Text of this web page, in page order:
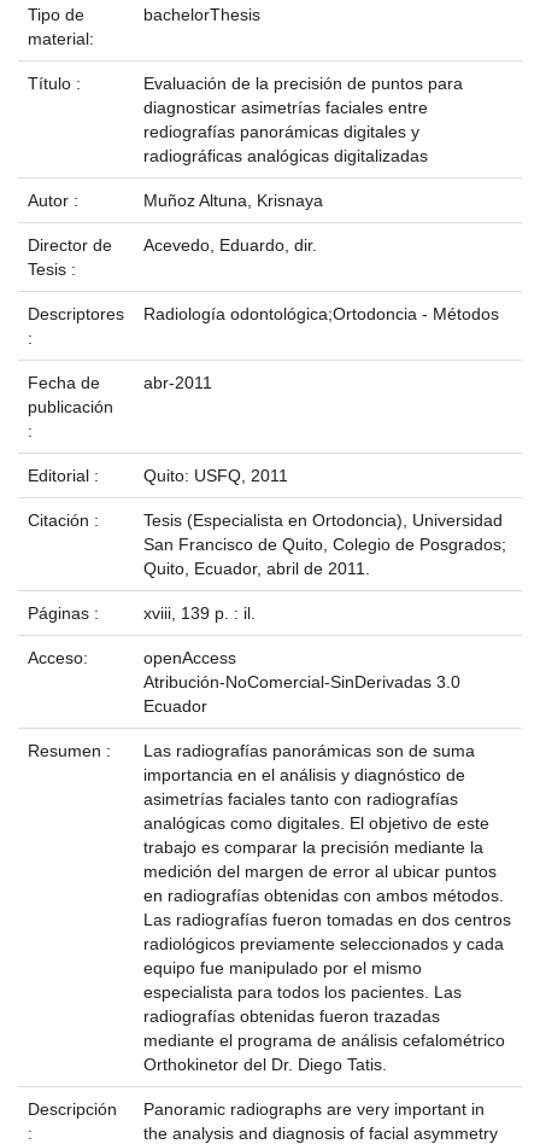
Tipo de
material:
bachelorThesis
Título :
Evaluación de la precisión de puntos para
diagnosticar asimetrías faciales entre
rediografías panorámicas digitales y
radiográficas analógicas digitalizadas
Autor : Muñoz Altuna, Krisnaya
Director de
Tesis :
Acevedo, Eduardo, dir.
Descriptores
:
Radiología odontológica;Ortodoncia - Métodos
Fecha de
publicación
:
abr-2011
Editorial : Quito: USFQ, 2011
Citación :
Tesis (Especialista en Ortodoncia), Universidad
San Francisco de Quito, Colegio de Posgrados;
Quito, Ecuador, abril de 2011.
Páginas : xviii, 139 p. : il.
Acceso:
openAccess
Atribución-NoComercial-SinDerivadas 3.0
Ecuador
Resumen :
Las radiografías panorámicas son de suma
importancia en el análisis y diagnóstico de
asimetrías faciales tanto con radiografías
analógicas como digitales. El objetivo de este
trabajo es comparar la precisión mediante la
medición del margen de error al ubicar puntos
en radiografías obtenidas con ambos métodos.
Las radiografías fueron tomadas en dos centros
radiológicos previamente seleccionados y cada
equipo fue manipulado por el mismo
especialista para todos los pacientes. Las
radiografías obtenidas fueron trazadas
mediante el programa de análisis cefalométrico
Orthokinetor del Dr. Diego Tatis.
Descripción
:
Panoramic radiographs are very important in
the analysis and diagnosis of facial asymmetry